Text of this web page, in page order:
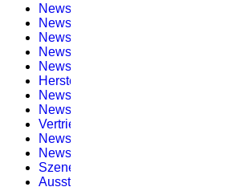
Newsletter #3 – 2022
Newsletter Nr. 5
Newsletter #5 – 2022
Newsletter Nr. 6
Newsletter #10 – 2020
Herstellung
Newsletter Nr. 7
Newsletter #11 – 2020
Vertrieb
Newsletter Nr. 8
Newsletter #1 – 2021
Szenen, Wohnen
Ausstellungen und Veranstaltungen